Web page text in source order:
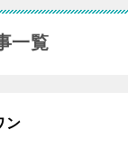
一覧
ン